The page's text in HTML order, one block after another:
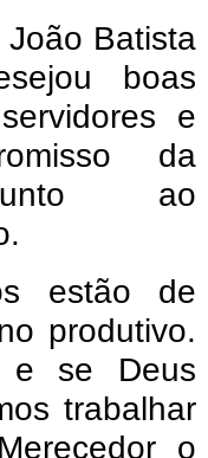
Batista
boas
e
da
junto ao
estão de
produtivo.
e se Deus
trabalhar
o